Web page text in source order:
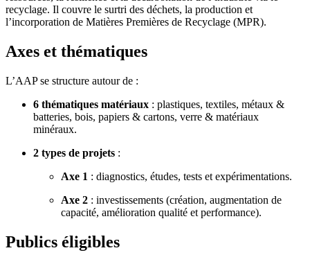
recyclage. Il couvre le surtri des déchets, la production et
l’incorporation de Matières Premières de Recyclage (MPR).
Axes et thématiques
L’AAP se structure autour de :
6 thématiques matériaux : plastiques, textiles, métaux &
batteries, bois, papiers & cartons, verre & matériaux
minéraux.
2 types de projets :
Axe 1 : diagnostics, études, tests et expérimentations.
Axe 2 : investissements (création, augmentation de
capacité, amélioration qualité et performance).
Publics éligibles